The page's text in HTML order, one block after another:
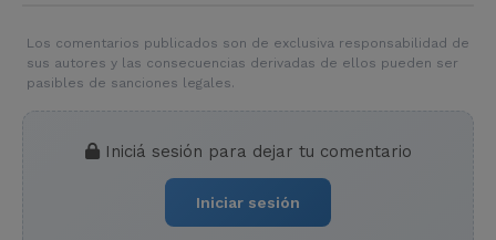
Los comentarios publicados son de exclusiva responsabilidad de
sus autores y las consecuencias derivadas de ellos pueden ser
pasibles de sanciones legales.
Iniciá sesión para dejar tu comentario
Iniciar sesión